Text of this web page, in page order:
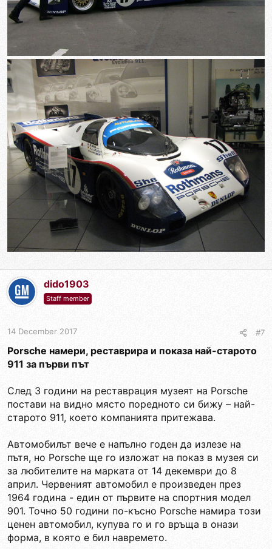
dido1903
Staff member
14 December 2017 #7
Porsche намери, реставрира и показа най-старото
911 за първи път
След 3 години на реставрация музеят на Porsche
постави на видно място поредното си бижу – най-
старото 911, което компанията притежава.
Автомобилът вече е напълно годен да излезе на
пътя, но Porsche ще го изложат на показ в музея си
за любителите на марката от 14 декември до 8
април. Червеният автомобил е произведен през
1964 година - един от първите на спортния модел
901. Точно 50 години по-късно Porsche намира този
ценен автомобил, купува го и го връща в онази
форма, в която е бил навремето.